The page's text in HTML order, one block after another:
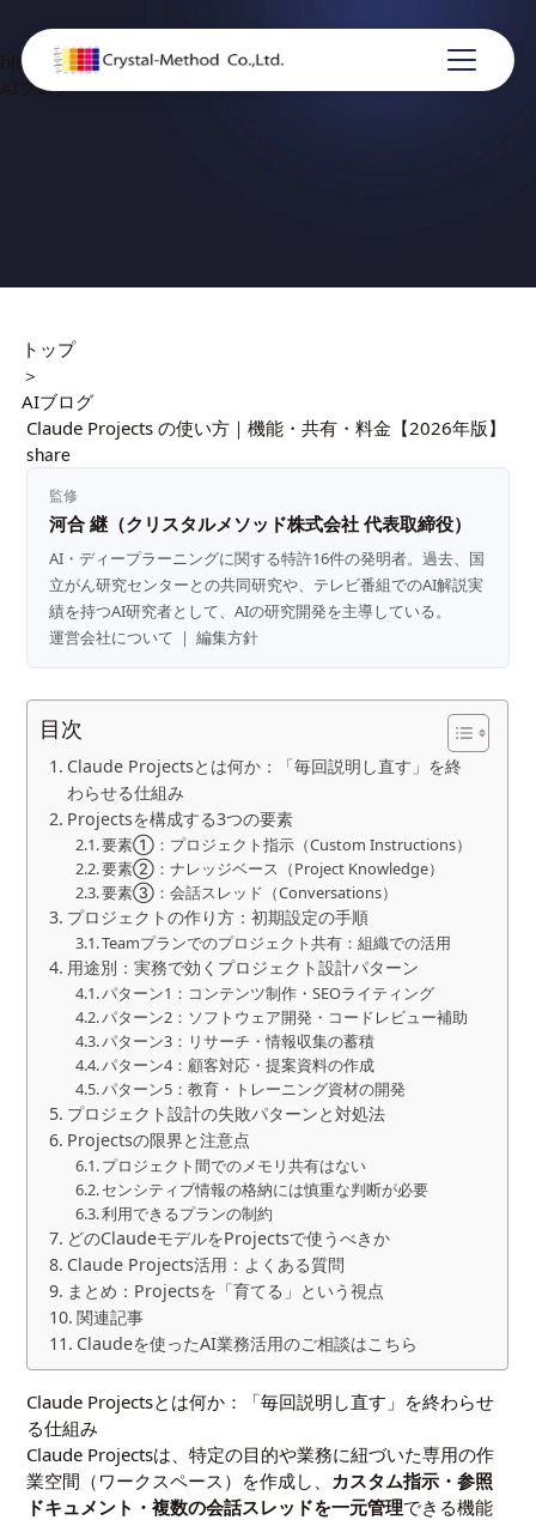
blog
AIブログ
トップ
＞
AIブログ
Claude Projects の使い方｜機能・共有・料金【2026年版】
share
監修
河合 継（クリスタルメソッド株式会社 代表取締役）
AI・ディープラーニングに関する特許16件の発明者。過去、国
立がん研究センターとの共同研究や、テレビ番組でのAI解説実
績を持つAI研究者として、AIの研究開発を主導している。
運営会社について ｜編集方針
目次
Claude Projectsとは何か：「毎回説明し直す」を終
わらせる仕組み
Projectsを構成する3つの要素
要素①：プロジェクト指示（Custom Instructions）
要素②：ナレッジベース（Project Knowledge）
要素③：会話スレッド（Conversations）
プロジェクトの作り方：初期設定の手順
Teamプランでのプロジェクト共有：組織での活用
用途別：実務で効くプロジェクト設計パターン
パターン1：コンテンツ制作・SEOライティング
パターン2：ソフトウェア開発・コードレビュー補助
パターン3：リサーチ・情報収集の蓄積
パターン4：顧客対応・提案資料の作成
パターン5：教育・トレーニング資材の開発
プロジェクト設計の失敗パターンと対処法
Projectsの限界と注意点
プロジェクト間でのメモリ共有はない
センシティブ情報の格納には慎重な判断が必要
利用できるプランの制約
どのClaudeモデルをProjectsで使うべきか
Claude Projects活用：よくある質問
まとめ：Projectsを「育てる」という視点
関連記事
Claudeを使ったAI業務活用のご相談はこちら
Claude Projectsとは何か：「毎回説明し直す」を終わらせ
る仕組み
Claude Projectsは、特定の目的や業務に紐づいた専用の作
業空間（ワークスペース）を作成し、 カスタム指示・参照
ドキュメント・複数の会話スレッドを一元管理できる機能